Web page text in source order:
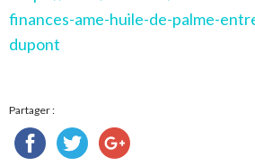
finances-ame-huile-de-palme-
dupont
Partager :